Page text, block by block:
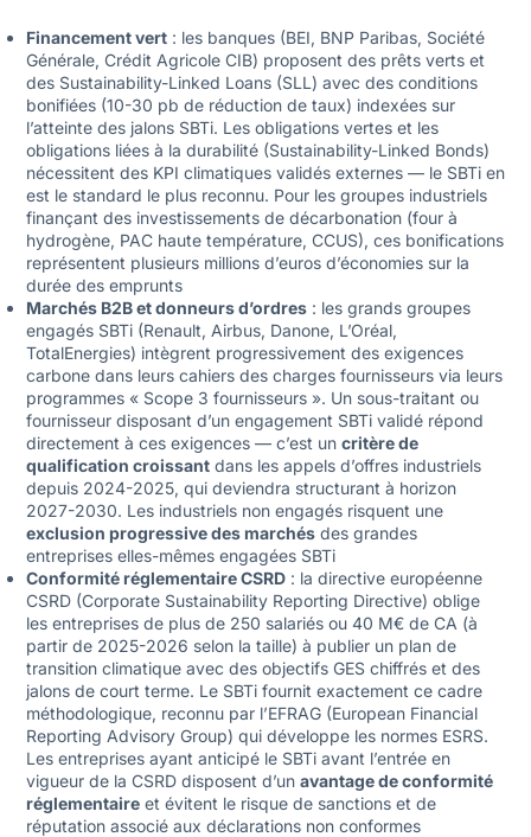
Financement vert: les banques (BEI, BNP Paribas, Société
Générale, Crédit Agricole CIB) proposent des prêts verts et
des Sustainability-Linked Loans (SLL) avec des conditions
bonifiées (10-30 pb de réduction de taux) indexées sur
l’atteinte des jalons SBTi. Les obligations vertes et les
obligations liées à la durabilité (Sustainability-Linked Bonds)
nécessitent des KPI climatiques validés externes — le SBTi en
est le standard le plus reconnu. Pour les groupes industriels
finançant des investissements de décarbonation (four à
hydrogène, PAC haute température, CCUS), ces bonifications
représentent plusieurs millions d’euros d’économies sur la
durée des emprunts
Marchés B2B et donneurs d’ordres: les grands groupes
engagés SBTi (Renault, Airbus, Danone, L’Oréal,
TotalEnergies) intègrent progressivement des exigences
carbone dans leurs cahiers des charges fournisseurs via leurs
programmes « Scope 3 fournisseurs ». Un sous-traitant ou
fournisseur disposant d’un engagement SBTi validé répond
directement à ces exigences — c’est un critère de
qualification croissantdans les appels d’offres industriels
depuis 2024-2025, qui deviendra structurant à horizon
2027-2030. Les industriels non engagés risquent une
exclusion progressive des marchésdes grandes
entreprises elles-mêmes engagées SBTi
Conformité réglementaire CSRD: la directive européenne
CSRD (Corporate Sustainability Reporting Directive) oblige
les entreprises de plus de 250 salariés ou 40 M€ de CA (à
partir de 2025-2026 selon la taille) à publier un plan de
transition climatique avec des objectifs GES chiffrés et des
jalons de court terme. Le SBTi fournit exactement ce cadre
méthodologique, reconnu par l’EFRAG (European Financial
Reporting Advisory Group) qui développe les normes ESRS.
Les entreprises ayant anticipé le SBTi avant l’entrée en
vigueur de la CSRD disposent d’un avantage de conformité
réglementaireet évitent le risque de sanctions et de
réputation associé aux déclarations non conformes